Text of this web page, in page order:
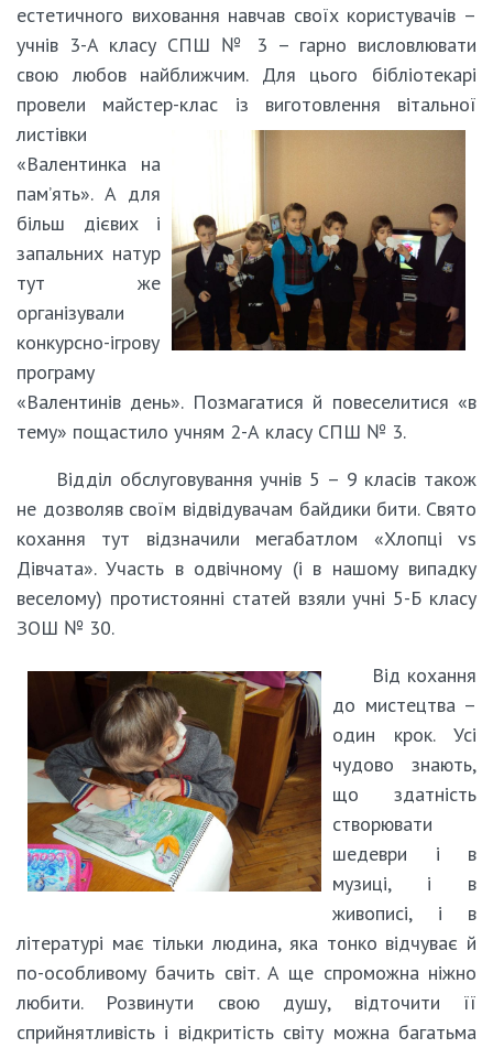
естетичного виховання навчав своїх користувачів –
учнів 3-А класу СПШ № 3 – гарно висловлювати
свою любов найближчим. Для цього бібліотекарі
провели майстер-клас із виготовлення вітальної
листівки
«Валентинка на
пам’ять». А для
більш дієвих і
запальних натур
тут же
організували
конкурсно-ігрову
програму
«Валентинів день». Позмагатися й повеселитися «в
тему» пощастило учням 2-А класу СПШ № 3.
Відділ обслуговування учнів 5 – 9 класів також
не дозволяв своїм відвідувачам байдики бити. Свято
кохання тут відзначили мегабатлом «Хлопці vs
Дівчата». Участь в одвічному (і в нашому випадку
веселому) протистоянні статей взяли учні 5-Б класу
ЗОШ № 30.
Від кохання
до мистецтва –
один крок. Усі
чудово знають,
що здатність
створювати
шедеври і в
музиці, і в
живописі, і в
літературі має тільки людина, яка тонко відчуває й
по-особливому бачить світ. А ще спроможна ніжно
любити. Розвинути свою душу, відточити її
сприйнятливість і відкритість світу можна багатьма